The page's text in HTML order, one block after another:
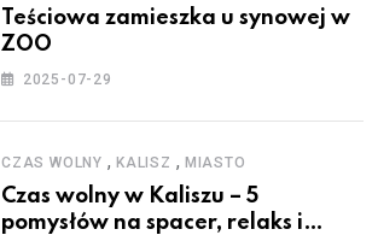
Teściowa zamieszka u synowej w
ZOO
2025-07-29
CZAS WOLNY , KALISZ , MIASTO
Czas wolny w Kaliszu – 5
pomysłów na spacer, relaks i